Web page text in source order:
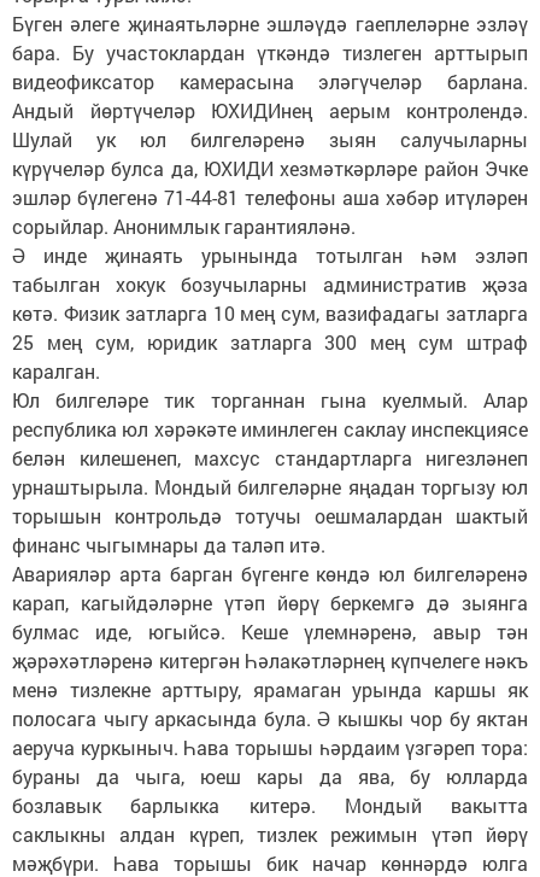
Бүген әлеге җинаятьләрне эшләүдә гаеплеләрне эзләү
бара. Бу участоклардан үткәндә тизлеген арттырып
видеофиксатор камерасына эләгүчеләр барлана.
Андый йөртүчеләр ЮХИДИнең аерым контролендә.
Шулай ук юл билгеләренә зыян салучыларны
күрүчеләр булса да, ЮХИДИ хезмәткәрләре район Эчке
эшләр бүлегенә 71-44-81 телефоны аша хәбәр итүләрен
сорыйлар. Анонимлык гарантияләнә.
Ә инде җинаять урынында тотылган һәм эзләп
табылган хокук бозучыларны административ җәза
көтә. Физик затларга 10 мең сум, вазифадагы затларга
25 мең сум, юридик затларга 300 мең сум штраф
каралган.
Юл билгеләре тик торганнан гына куелмый. Алар
республика юл хәрәкәте иминлеген саклау инспекциясе
белән килешенеп, махсус стандартларга нигезләнеп
урнаштырыла. Мондый билгеләрне яңадан торгызу юл
торышын контрольдә тотучы оешмалардан шактый
финанс чыгымнары да таләп итә.
Аварияләр арта барган бүгенге көндә юл билгеләренә
карап, кагыйдәләрне үтәп йөрү беркемгә дә зыянга
булмас иде, югыйсә. Кеше үлемнәренә, авыр тән
җәрәхәтләренә китергән Һәлакәтләрнең күпчелеге нәкъ
менә тизлекне арттыру, ярамаган урында каршы як
полосага чыгу аркасында була. Ә кышкы чор бу яктан
аеруча куркыныч. Һава торышы һәрдаим үзгәреп тора:
бураны да чыга, юеш кары да ява, бу юлларда
бозлавык барлыкка китерә. Мондый вакытта
саклыкны алдан күреп, тизлек режимын үтәп йөрү
мәҗбүри. Һава торышы бик начар көннәрдә юлга